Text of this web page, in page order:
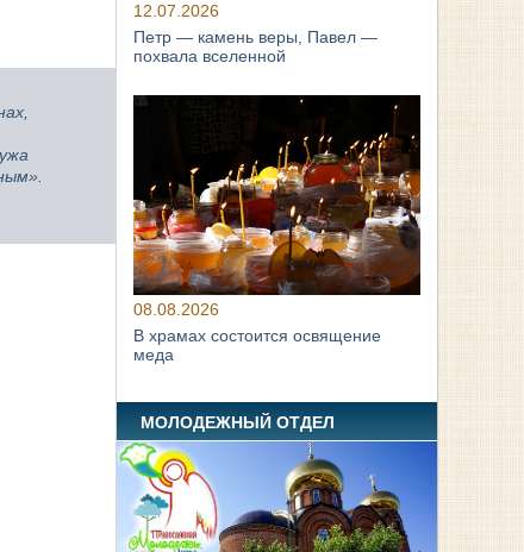
12.07.2026
Петр — камень веры, Павел —
похвала вселенной
08.08.2026
В храмах состоится освящение
меда
МОЛОДЕЖНЫЙ ОТДЕЛ